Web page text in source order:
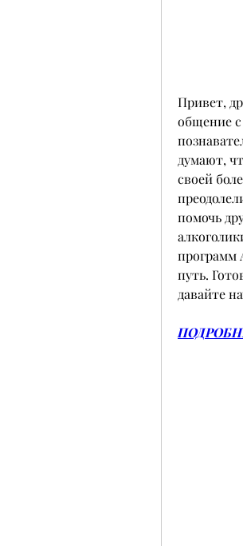
Привет,
общение
думают,
своей
помочь
программ
путь.
давайте